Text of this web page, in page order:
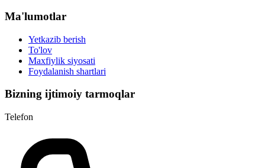
Ma'lumotlar
Yetkazib berish
To'lov
Maxfiylik siyosati
Foydalanish shartlari
Bizning ijtimoiy tarmoqlar
Telefon